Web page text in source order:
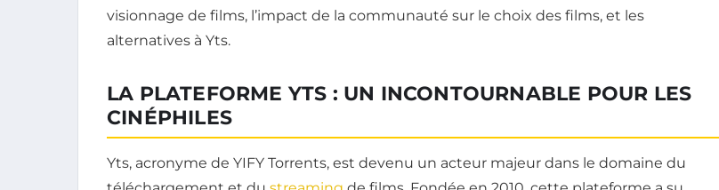
visionnage de films, l’impact de la communauté sur le choix des films, et les
alternatives à Yts.
LA PLATEFORME YTS : UN INCONTOURNABLE POUR LES
CINÉPHILES
Yts, acronyme de YIFY Torrents, est devenu un acteur majeur dans le domaine du